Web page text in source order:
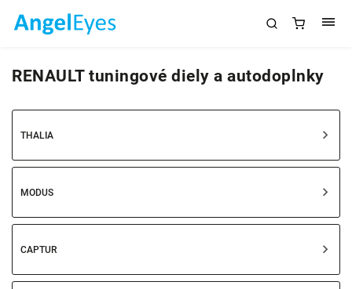
RENAULT tuningové diely a autodoplnky
THALIA
MODUS
CAPTUR